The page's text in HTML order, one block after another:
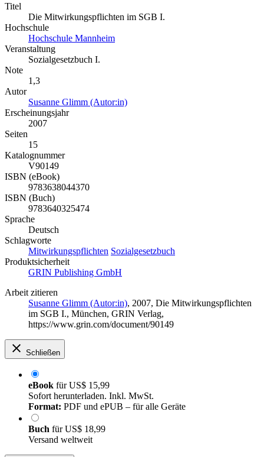
Titel
Die Mitwirkungspflichten im SGB I.
Hochschule
Hochschule Mannheim
Veranstaltung
Sozialgesetzbuch I.
Note
1,3
Autor
Susanne Glimm (Autor:in)
Erscheinungsjahr
2007
Seiten
15
Katalognummer
V90149
ISBN (eBook)
9783638044370
ISBN (Buch)
9783640325474
Sprache
Deutsch
Schlagworte
Mitwirkungspflichten Sozialgesetzbuch
Produktsicherheit
GRIN Publishing GmbH
Arbeit zitieren
Susanne Glimm (Autor:in), 2007, Die Mitwirkungspflichten
im SGB I., München, GRIN Verlag,
https://www.grin.com/document/90149
Schließen
eBook fürUS$ 15,99
Sofort herunterladen. Inkl. MwSt.
Format: PDF und ePUB – für alle Geräte
Buch fürUS$ 18,99
Versand weltweit